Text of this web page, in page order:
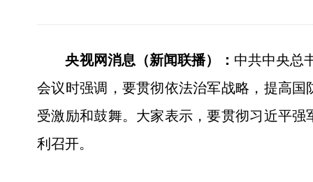
央视网消息（新闻联播）： 中共中央总
会议时强调，要贯彻依法治军战略，提高
受激励和鼓舞。大家表示，要贯彻习近平
利召开。